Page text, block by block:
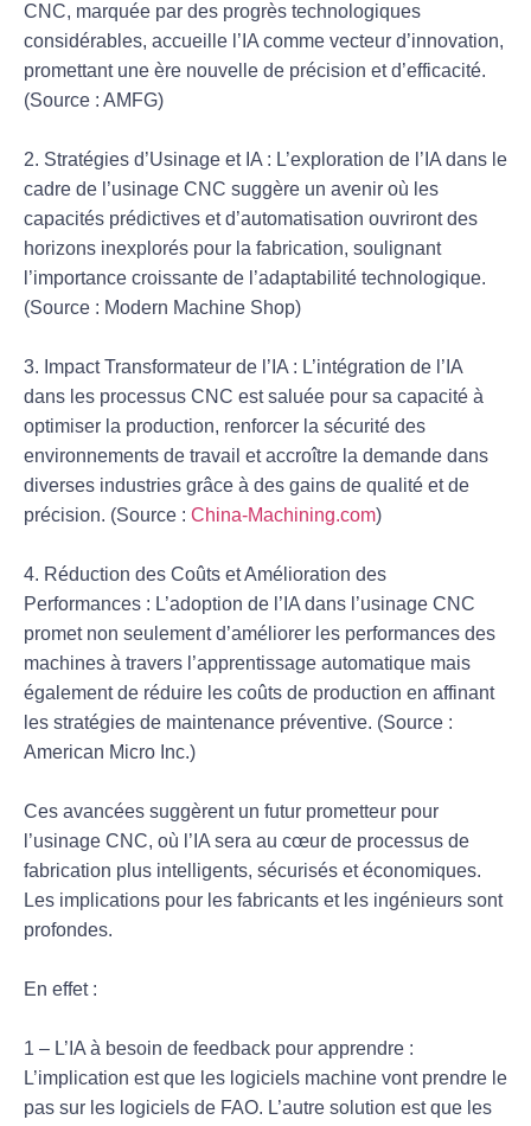
CNC, marquée par des progrès technologiques
considérables, accueille l’IA comme vecteur d’innovation,
promettant une ère nouvelle de précision et d’efficacité.
(Source : AMFG)
2. Stratégies d’Usinage et IA : L’exploration de l’IA dans le
cadre de l’usinage CNC suggère un avenir où les
capacités prédictives et d’automatisation ouvriront des
horizons inexplorés pour la fabrication, soulignant
l’importance croissante de l’adaptabilité technologique.
(Source : Modern Machine Shop)
3. Impact Transformateur de l’IA : L’intégration de l’IA
dans les processus CNC est saluée pour sa capacité à
optimiser la production, renforcer la sécurité des
environnements de travail et accroître la demande dans
diverses industries grâce à des gains de qualité et de
précision. (Source : China-Machining.com)
4. Réduction des Coûts et Amélioration des
Performances : L’adoption de l’IA dans l’usinage CNC
promet non seulement d’améliorer les performances des
machines à travers l’apprentissage automatique mais
également de réduire les coûts de production en affinant
les stratégies de maintenance préventive. (Source :
American Micro Inc.)
Ces avancées suggèrent un futur prometteur pour
l’usinage CNC, où l’IA sera au cœur de processus de
fabrication plus intelligents, sécurisés et économiques.
Les implications pour les fabricants et les ingénieurs sont
profondes.
En effet :
1 – L’IA à besoin de feedback pour apprendre :
L’implication est que les logiciels machine vont prendre le
pas sur les logiciels de FAO. L’autre solution est que les